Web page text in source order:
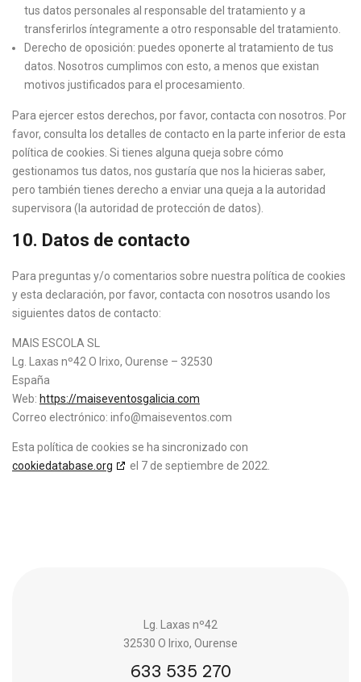
tus datos personales al responsable del tratamiento y a
transferirlos íntegramente a otro responsable del tratamiento.
Derecho de oposición: puedes oponerte al tratamiento de tus
datos. Nosotros cumplimos con esto, a menos que existan
motivos justificados para el procesamiento.
Para ejercer estos derechos, por favor, contacta con nosotros. Por
favor, consulta los detalles de contacto en la parte inferior de esta
política de cookies. Si tienes alguna queja sobre cómo
gestionamos tus datos, nos gustaría que nos la hicieras saber,
pero también tienes derecho a enviar una queja a la autoridad
supervisora (la autoridad de protección de datos).
10. Datos de contacto
Para preguntas y/o comentarios sobre nuestra política de cookies
y esta declaración, por favor, contacta con nosotros usando los
siguientes datos de contacto:
MAIS ESCOLA SL
Lg. Laxas nº42 O Irixo, Ourense – 32530
España
Web: https://maiseventosgalicia.com
Correo electrónico: info@maiseventos.com
Esta política de cookies se ha sincronizado con
cookiedatabase.org
el 7 de septiembre de 2022.
Lg. Laxas nº42
32530 O Irixo, Ourense
633 535 270